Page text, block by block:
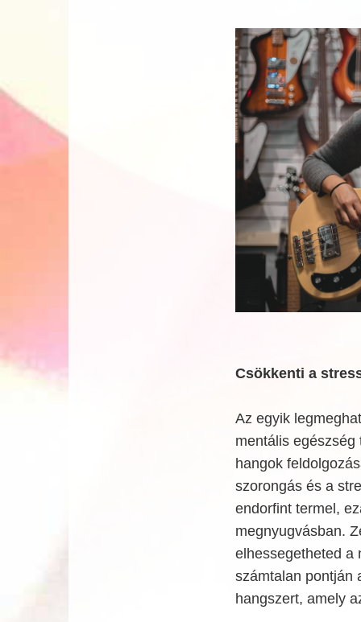
Csökkenti a
Az egyik
mentális
hangok
szorongás és a
endorfint termel,
megnyugvásban.
elhessegetheted a
számtalan pontján
hangszert, amely